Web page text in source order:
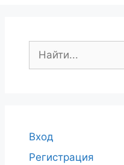
Поиск:
Вход
Регистрация